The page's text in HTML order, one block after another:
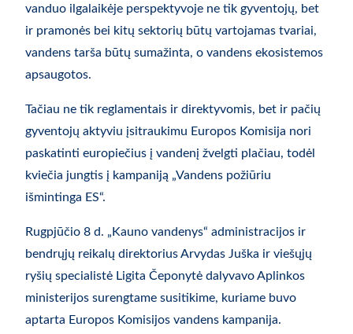
vanduo ilgalaikėje perspektyvoje ne tik gyventojų, bet
ir pramonės bei kitų sektorių būtų vartojamas tvariai,
vandens tarša būtų sumažinta, o vandens ekosistemos
apsaugotos.
Tačiau ne tik reglamentais ir direktyvomis, bet ir pačių
gyventojų aktyviu įsitraukimu Europos Komisija nori
paskatinti europiečius į vandenį žvelgti plačiau, todėl
kviečia jungtis į kampaniją „Vandens požiūriu
išmintinga ES“.
Rugpjūčio 8 d. „Kauno vandenys“ administracijos ir
bendrųjų reikalų direktorius Arvydas Juška ir viešųjų
ryšių specialistė Ligita Čeponytė dalyvavo Aplinkos
ministerijos surengtame susitikime, kuriame buvo
aptarta Europos Komisijos vandens kampanija.